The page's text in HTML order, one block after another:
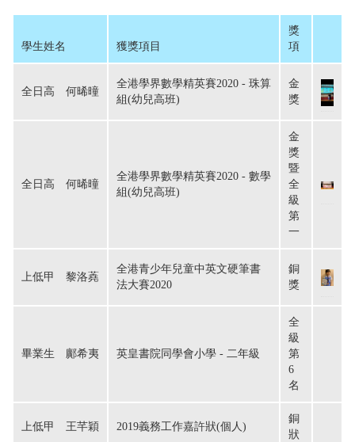
學生姓名 獲獎項目
獎
項
全日高　何晞曈
全港學界數學精英賽2020 - 珠算
組(幼兒高班)
金
獎
全日高　何晞曈
全港學界數學精英賽2020 - 數學
組(幼兒高班)
金
獎
暨
全
級
第
一
上低甲　黎洛蕘
全港青少年兒童中英文硬筆書
法大賽2020
銅
獎
畢業生　鄺希夷 英皇書院同學會小學 - 二年級
全
級
第
6
名
上低甲　王芊穎 2019義務工作嘉許狀(個人)
銅
狀